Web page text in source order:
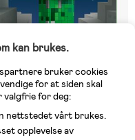
På nettlager
kan brukes.
bruker cookies
for at siden skal
valgfrie for deg:
nettstedet vårt brukes.
opplevelse av